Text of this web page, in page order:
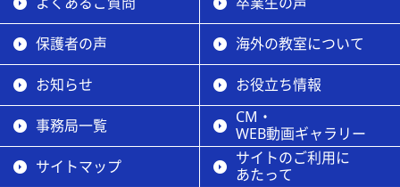
保護者の声 海外の教室について
お知らせ お役立ち情報
事務局一覧
CM・
WEB動画ギャラリー
サイトマップ
サイトのご利用に
あたって